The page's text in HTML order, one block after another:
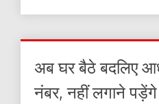
अब घर बैठे बदलिए
नंबर, नहीं लगाने